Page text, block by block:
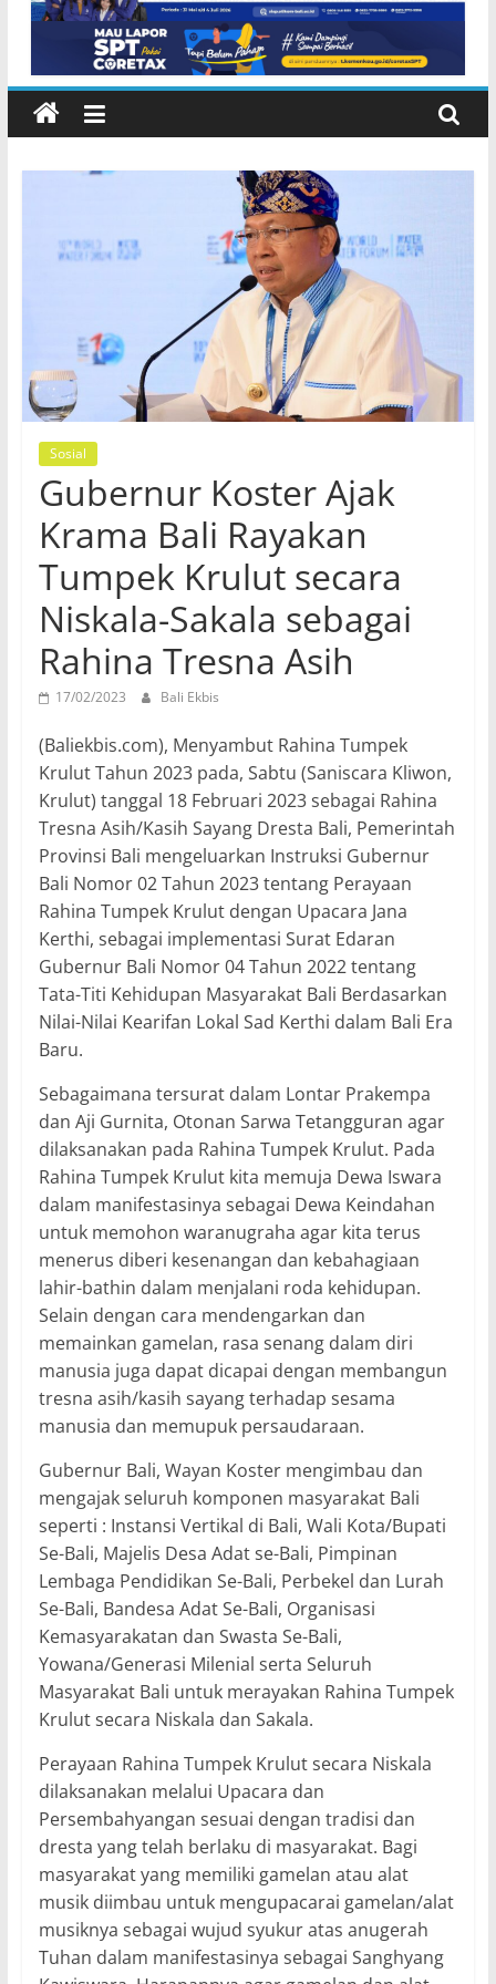
Lembeng Gianyar
Sosial
Gubernur Koster Ajak
Krama Bali Rayakan
Tumpek Krulut secara
Niskala-Sakala sebagai
Rahina Tresna Asih
17/02/2023 Bali Ekbis
(Baliekbis.com), Menyambut Rahina Tumpek
Krulut Tahun 2023 pada, Sabtu (Saniscara Kliwon,
Krulut) tanggal 18 Februari 2023 sebagai Rahina
Tresna Asih/Kasih Sayang Dresta Bali, Pemerintah
Provinsi Bali mengeluarkan Instruksi Gubernur
Bali Nomor 02 Tahun 2023 tentang Perayaan
Rahina Tumpek Krulut dengan Upacara Jana
Kerthi, sebagai implementasi Surat Edaran
Gubernur Bali Nomor 04 Tahun 2022 tentang
Tata-Titi Kehidupan Masyarakat Bali Berdasarkan
Nilai-Nilai Kearifan Lokal Sad Kerthi dalam Bali Era
Baru.
Sebagaimana tersurat dalam Lontar Prakempa
dan Aji Gurnita, Otonan Sarwa Tetangguran agar
dilaksanakan pada Rahina Tumpek Krulut. Pada
Rahina Tumpek Krulut kita memuja Dewa Iswara
dalam manifestasinya sebagai Dewa Keindahan
untuk memohon waranugraha agar kita terus
menerus diberi kesenangan dan kebahagiaan
lahir-bathin dalam menjalani roda kehidupan.
Selain dengan cara mendengarkan dan
memainkan gamelan, rasa senang dalam diri
manusia juga dapat dicapai dengan membangun
tresna asih/kasih sayang terhadap sesama
manusia dan memupuk persaudaraan.
Gubernur Bali, Wayan Koster mengimbau dan
mengajak seluruh komponen masyarakat Bali
seperti : Instansi Vertikal di Bali, Wali Kota/Bupati
Se-Bali, Majelis Desa Adat se-Bali, Pimpinan
Lembaga Pendidikan Se-Bali, Perbekel dan Lurah
Se-Bali, Bandesa Adat Se-Bali, Organisasi
Kemasyarakatan dan Swasta Se-Bali,
Yowana/Generasi Milenial serta Seluruh
Masyarakat Bali untuk merayakan Rahina Tumpek
Krulut secara Niskala dan Sakala.
Perayaan Rahina Tumpek Krulut secara Niskala
dilaksanakan melalui Upacara dan
Persembahyangan sesuai dengan tradisi dan
dresta yang telah berlaku di masyarakat. Bagi
masyarakat yang memiliki gamelan atau alat
musik diimbau untuk mengupacarai gamelan/alat
musiknya sebagai wujud syukur atas anugerah
Tuhan dalam manifestasinya sebagai Sanghyang